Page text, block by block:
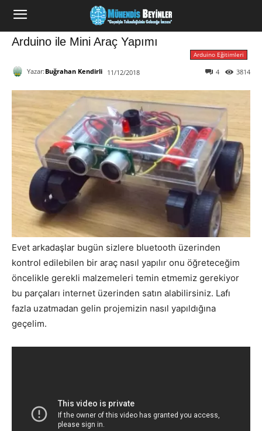
Arduino ile Mini Araç Yapımı
Arduino Eğitimleri
Yazar: Buğrahan Kendirli 11/12/2018 3814
4
Evet arkadaşlar bugün sizlere bluetooth üzerinden
kontrol edilebilen bir araç nasıl yapılır onu öğreteceğim
öncelikle gerekli malzemeleri temin etmemiz gerekiyor
bu parçaları internet üzerinden satın alabilirsiniz. Lafı
fazla uzatmadan gelin projemizin nasıl yapıldığına
geçelim.